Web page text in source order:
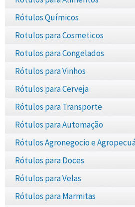
Rótulos Químicos
Rotulos para Cosmeticos
Rotulos para Congelados
Rótulos para Vinhos
Rótulos para Cerveja
Rótulos para Transporte
Rótulos para Automação
Rótulos Agronegocio e
Rótulos para Doces
Rótulos para Velas
Rótulos para Marmitas